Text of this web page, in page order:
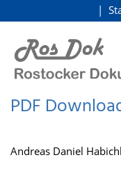
zum Inhalt
PDF
Andreas Daniel